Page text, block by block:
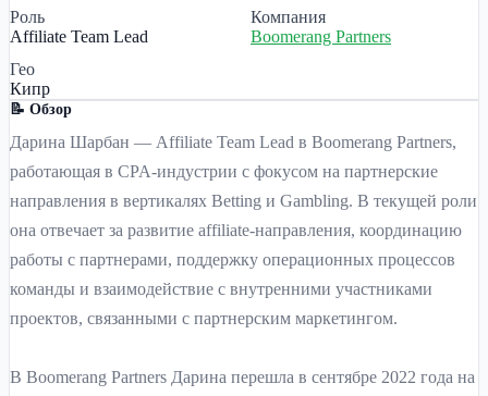
Роль
Affiliate Team Lead
Компания
Boomerang Partners
Гео
Кипр
📝 Обзор
Дарина Шарбан — Affiliate Team Lead в Boomerang Partners,
работающая в CPA-индустрии с фокусом на партнерские
направления в вертикалях Betting и Gambling. В текущей роли
она отвечает за развитие affiliate-направления, координацию
работы с партнерами, поддержку операционных процессов
команды и взаимодействие с внутренними участниками
проектов, связанными с партнерским маркетингом.
В Boomerang Partners Дарина перешла в сентябре 2022 года на